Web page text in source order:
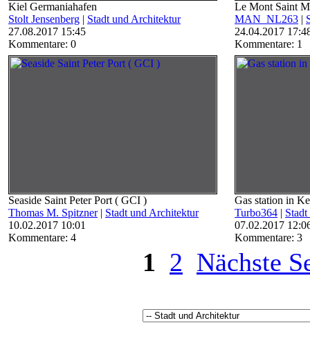
Kiel Germaniahafen
Stolt Jensenberg | Stadt und Architektur
27.08.2017 15:45
Kommentare: 0
Le Mont Saint
MAN_NL263 |
24.04.2017
Kommentare: 1
Seaside Saint Peter Port ( GCI )
Thomas M. Spitzner| Stadt und Architektur
10.02.2017 10:01
Kommentare: 4
Gas station in
Turbo364 |
07.02.2017
Kommentare: 3
1 2 Nächste